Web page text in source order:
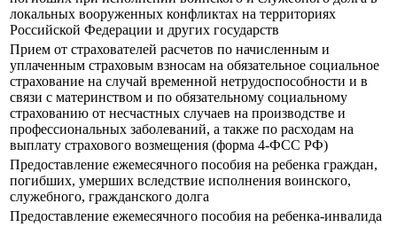
локальных вооруженных конфликтах на территориях
Российской Федерации и других государств
Прием от страхователей расчетов по начисленным и
уплаченным страховым взносам на обязательное социальное
страхование на случай временной нетрудоспособности и в
связи с материнством и по обязательному социальному
страхованию от несчастных случаев на производстве и
профессиональных заболеваний, а также по расходам на
выплату страхового возмещения (форма 4-ФСС РФ)
Предоставление ежемесячного пособия на ребенка граждан,
погибших, умерших вследствие исполнения воинского,
служебного, гражданского долга
Предоставление ежемесячного пособия на ребенка-инвалида